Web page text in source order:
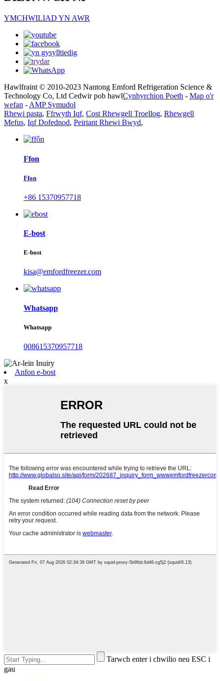
YMCHWILIAD YN AWR
Hawlfraint © 2010-2023 Nantong Emford Refrigeration Science &
Technology Co, Ltd Cedwir pob hawlCynhyrchion Poeth - Map o'r
wefan - AMP Symudol
Rhewi pasta, Ffrwyth Iqf, Cost Rhewgell Troellog, Rhewgell
Mefus, Iqf Dofednod, Peiriant Rhewi Bwyd,
Ffon
Ffon
+86 15370957718
E-bost
E-bost
kisa@emfordfreezer.com
Whatsapp
Whatsapp
008615370957718
Anfon e-bost
x
Tarwch enter i chwilio neu ESC i
gau